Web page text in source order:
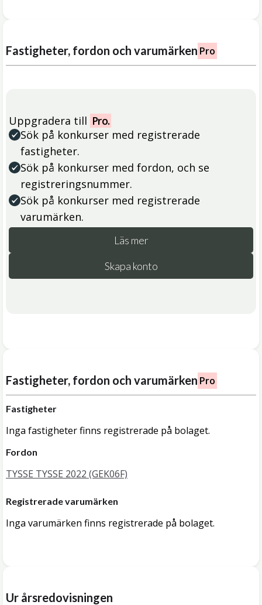
Fastigheter, fordon och varumärken Pro
Uppgradera till Pro.
Sök på konkurser med registrerade
fastigheter.
Sök på konkurser med fordon, och se
registreringsnummer.
Sök på konkurser med registrerade
varumärken.
Läs mer
Skapa konto
Fastigheter, fordon och varumärken Pro
Fastigheter
Inga fastigheter finns registrerade på bolaget.
Fordon
TYSSE TYSSE 2022 (GEK06F)
Registrerade varumärken
Inga varumärken finns registrerade på bolaget.
Ur årsredovisningen